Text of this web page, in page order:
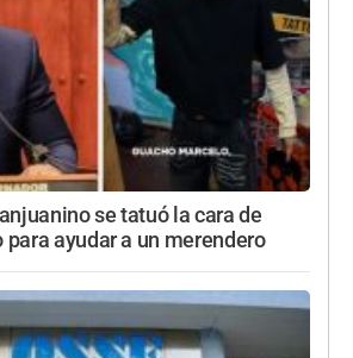
se tatuó la cara de
para ayudar a un merendero